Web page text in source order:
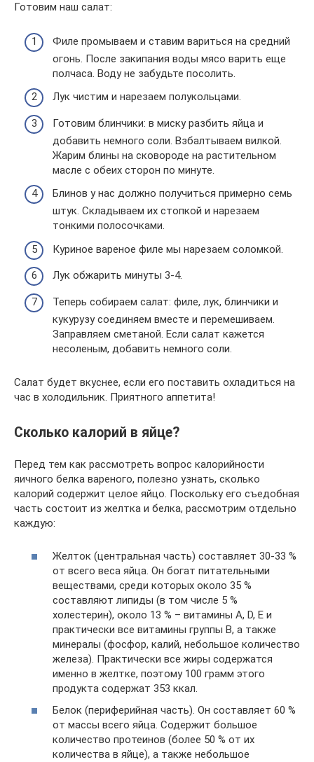
Готовим наш салат:
Филе промываем и ставим вариться на средний
огонь. После закипания воды мясо варить еще
полчаса. Воду не забудьте посолить.
Лук чистим и нарезаем полукольцами.
Готовим блинчики: в миску разбить яйца и
добавить немного соли. Взбалтываем вилкой.
Жарим блины на сковороде на растительном
масле с обеих сторон по минуте.
Блинов у нас должно получиться примерно семь
штук. Складываем их стопкой и нарезаем
тонкими полосочками.
Куриное вареное филе мы нарезаем соломкой.
Лук обжарить минуты 3-4.
Теперь собираем салат: филе, лук, блинчики и
кукурузу соединяем вместе и перемешиваем.
Заправляем сметаной. Если салат кажется
несоленым, добавить немного соли.
Салат будет вкуснее, если его поставить охладиться на
час в холодильник. Приятного аппетита!
Сколько калорий в яйце?
Перед тем как рассмотреть вопрос калорийности
яичного белка вареного, полезно узнать, сколько
калорий содержит целое яйцо. Поскольку его съедобная
часть состоит из желтка и белка, рассмотрим отдельно
каждую:
Желток (центральная часть) составляет 30-33 %
от всего веса яйца. Он богат питательными
веществами, среди которых около 35 %
составляют липиды (в том числе 5 %
холестерин), около 13 % – витамины A, D, E и
практически все витамины группы B, а также
минералы (фосфор, калий, небольшое количество
железа). Практически все жиры содержатся
именно в желтке, поэтому 100 грамм этого
продукта содержат 353 ккал.
Белок (периферийная часть). Он составляет 60 %
от массы всего яйца. Содержит большое
количество протеинов (более 50 % от их
количества в яйце), а также небольшое